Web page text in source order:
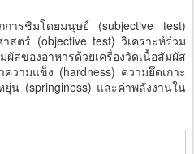
ารชิมโดยมนุษย์ (subjective test)
สตร์ (objective test) วิเคราะห์ร่วม
ของอาหารด้วยเครื่องวัดเนื้อสัมผัส
วามแข็ง (hardness) ความยึดเกาะ
น (springiness) และค่าพลังงานใน